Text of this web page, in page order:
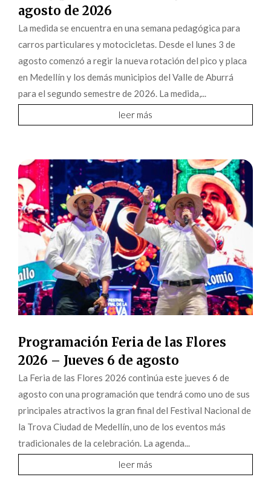
agosto de 2026
La medida se encuentra en una semana pedagógica para
carros particulares y motocicletas. Desde el lunes 3 de
agosto comenzó a regir la nueva rotación del pico y placa
en Medellín y los demás municipios del Valle de Aburrá
para el segundo semestre de 2026. La medida,...
leer más
Programación Feria de las Flores
2026 – Jueves 6 de agosto
La Feria de las Flores 2026 continúa este jueves 6 de
agosto con una programación que tendrá como uno de sus
principales atractivos la gran final del Festival Nacional de
la Trova Ciudad de Medellín, uno de los eventos más
tradicionales de la celebración. La agenda...
leer más